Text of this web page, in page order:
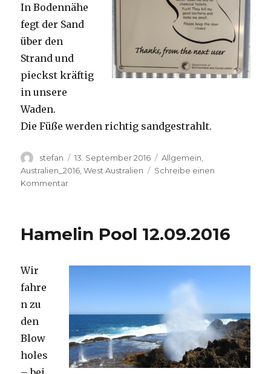
In Bodennähe
fegt der Sand
über den
Strand und
pieckst kräftig
in unsere
Waden.
Die Füße werden richtig sandgestrahlt.
Autor
stefan
Veröffentlicht
am
13. September 2016 Kategorien
Allgemein
Australien_2016 ,West Australien
Schreibe einen
Kommentarzu
Hamelin Pool 12.09.2016
Wir
fahre
n zu
den
Blow
holes